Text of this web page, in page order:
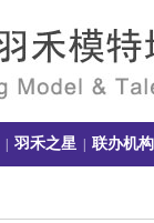
羽禾之星 联办机构